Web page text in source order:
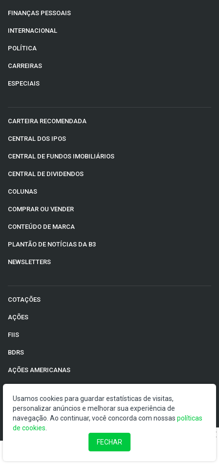
FINANÇAS PESSOAIS
INTERNACIONAL
POLÍTICA
CARREIRAS
ESPECIAIS
CARTEIRA RECOMENDADA
CENTRAL DOS IPOS
CENTRAL DE FUNDOS IMOBILIÁRIOS
CENTRAL DE DIVIDENDOS
COLUNAS
COMPRAR OU VENDER
CONTEÚDO DE MARCA
PLANTÃO DE NOTÍCIAS DA B3
NEWSLETTERS
COTAÇÕES
AÇÕES
FIIS
BDRS
AÇÕES AMERICANAS
MOEDAS
FUTUROS
Usamos cookies para guardar estatísticas de visitas,
personalizar anúncios e melhorar sua experiência de
navegação. Ao continuar, você concorda com nossas políticas
de cookies
FECHAR